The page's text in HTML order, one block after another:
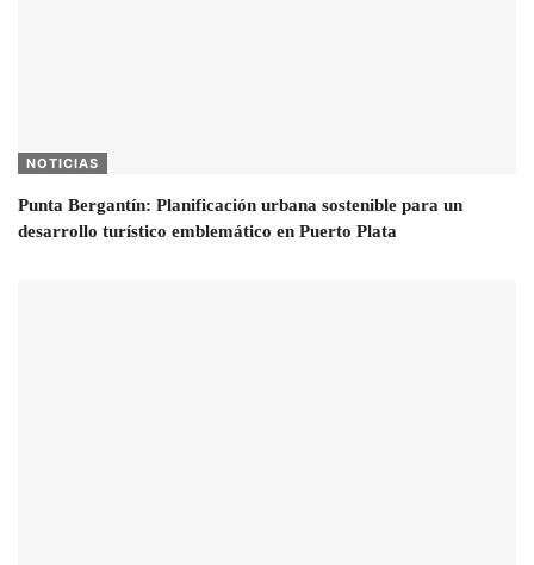
NOTICIAS
Punta Bergantín: Planificación urbana sostenible para un
desarrollo turístico emblemático en Puerto Plata